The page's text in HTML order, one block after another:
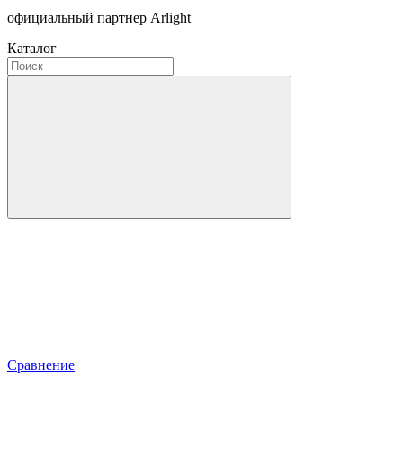
официальный партнер Arlight
Каталог
Сравнение